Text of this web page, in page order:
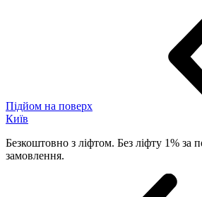
Підйом на поверх
Київ
Безкоштовно з ліфтом. Без ліфту 1% за
замовлення.